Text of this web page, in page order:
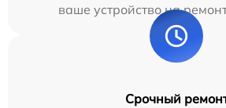
ваше устройство на
Срочный